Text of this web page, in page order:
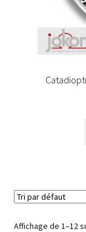
Affichage de 1–12